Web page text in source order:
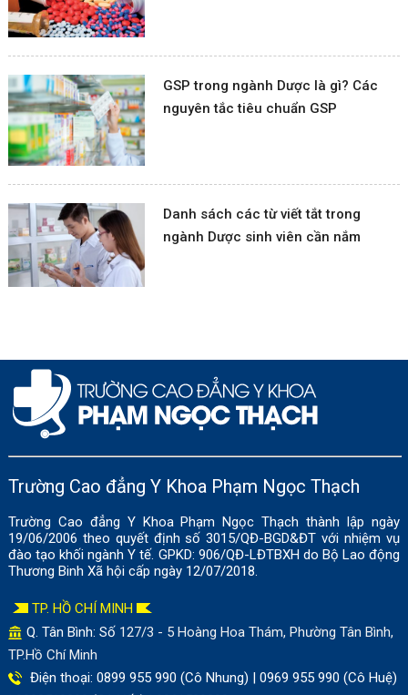
GSP trong ngành Dược là gì? Các
nguyên tắc tiêu chuẩn GSP
Danh sách các từ viết tắt trong
ngành Dược sinh viên cần nắm
Trường Cao đẳng Y Khoa Phạm Ngọc Thạch
Trường Cao đẳng Y Khoa Phạm Ngọc Thạch thành lập ngày
19/06/2006 theo quyết định số 3015/QĐ-BGD&ĐT với nhiệm vụ
đào tạo khối ngành Y tế. GPKD: 906/QĐ-LĐTBXH do Bộ Lao động
Thương Binh Xã hội cấp ngày 12/07/2018.
TP. HỒ CHÍ MINH
Q. Tân Bình: Số 127/3 - 5 Hoàng Hoa Thám, Phường Tân Bình,
TP.Hồ Chí Minh
Điện thoại: 0899 955 990 (Cô Nhung) | 0969 955 990 (Cô Huệ)